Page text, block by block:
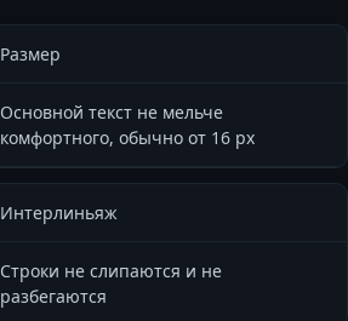
Размер
Основной текст не мельче
комфортного, обычно от 16 px
Интерлиньяж
Строки не слипаются и не
разбегаются